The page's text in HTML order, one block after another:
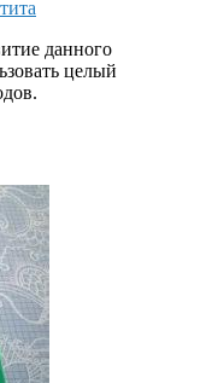
данного
целый